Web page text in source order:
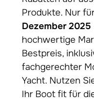
Produkte. Nur
Dezember 2025
hochwertige
Bestpreis,
fachgerechter
Yacht. Nutzen
Ihr Boot fit für